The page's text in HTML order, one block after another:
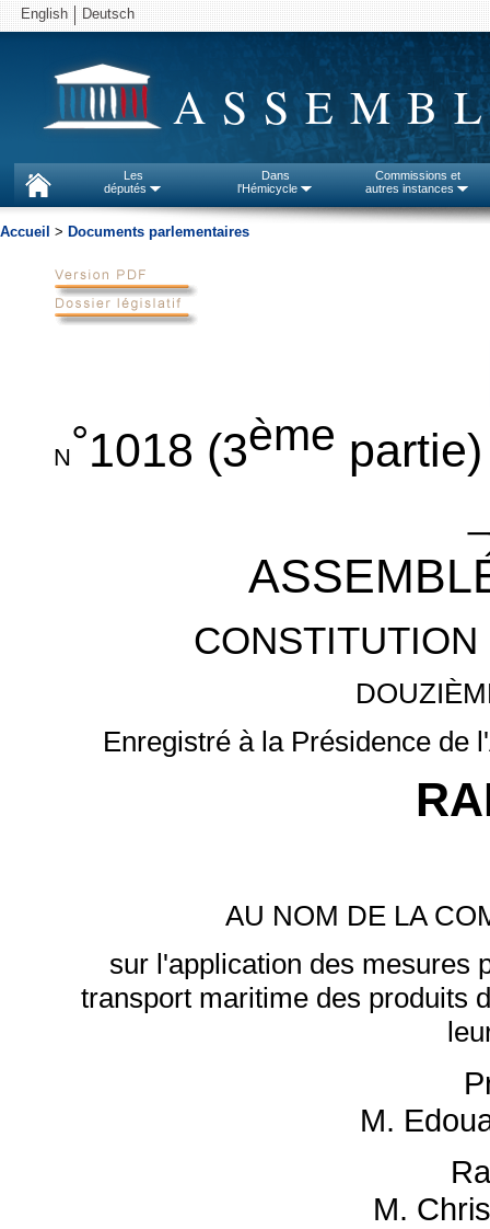
English Deutsch
Les
députés
Dans
l'Hémicycle
Commissions et
autres instances
Accueil > Documents parlementaires
N°1018 (3ème partie)
Enregistré à la Présidence de
AU NOM DE LA
sur l'application des mesures
transport maritime des produits
M.
M.